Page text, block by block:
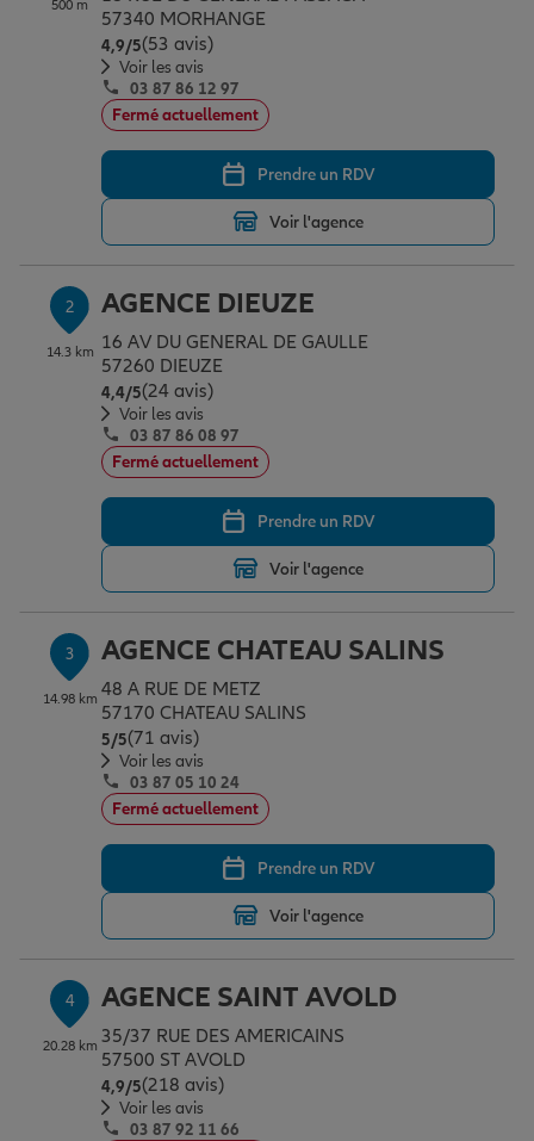
Assurance emprunteur
Prévoyance et dépendance
Assurance animal de compagnie
Protection de la famille
Protection juridique
Épargne & retraite
Plan épargne retraite
Assurance vie
Placements financiers
Investissements immobiliers
Transmission
Vos projets
Partir en vacances
Déménager
Changer de voiture
Départ à la retraite
Conseil assurance
Outre-mer
Assurance auto
Assurance habitation
Garantie des accidents de la vie
Assurance scolaire
Protection juridique
Tous nos devis d'assurance
Professionnels
Allianz en France
500 m
57340 MORHANGE
4,9/5Note de 4.9 sur 5
(53 avis)
Voir les avis
03 87 86 12 97
Fermé actuellement
Prendre un RDV
Voir l'agence
2
14.3 km
AGENCE DIEUZE
16 AV DU GENERAL DE GAULLE
57260 DIEUZE
4,4/5Note de 4.4 sur 5
(24 avis)
Voir les avis
03 87 86 08 97
Fermé actuellement
Prendre un RDV
Voir l'agence
3
14.98 km
AGENCE CHATEAU SALINS
48 A RUE DE METZ
57170 CHATEAU SALINS
5/5Note de 5 sur 5
(71 avis)
Voir les avis
03 87 05 10 24
Fermé actuellement
Prendre un RDV
Voir l'agence
4
20.28 km
AGENCE SAINT AVOLD
35/37 RUE DES AMERICAINS
57500 ST AVOLD
4,9/5Note de 4.9 sur 5
(218 avis)
Voir les avis
03 87 92 11 66